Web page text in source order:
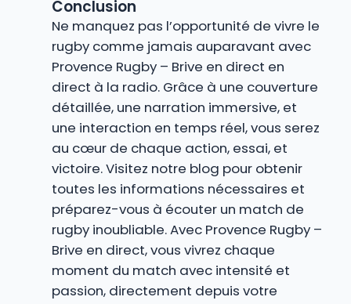
Conclusion
Ne manquez pas l’opportunité de vivre le
rugby comme jamais auparavant avec
Provence Rugby – Brive en direct en
direct à la radio. Grâce à une couverture
détaillée, une narration immersive, et
une interaction en temps réel, vous serez
au cœur de chaque action, essai, et
victoire. Visitez notre blog pour obtenir
toutes les informations nécessaires et
préparez-vous à écouter un match de
rugby inoubliable. Avec Provence Rugby –
Brive en direct, vous vivrez chaque
moment du match avec intensité et
passion, directement depuis votre